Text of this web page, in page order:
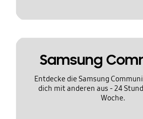
Samsung
Entdecke die Samsung
dich mit anderen aus - 24
Woche.